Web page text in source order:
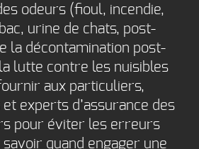
Odeur de Rats
morts - Odeur
autres
Rongeurs
Odeur de Moisi
- Odeur
d'Humidité
Odeur de
INTERVENTIONS
AVIS CLIENTS
odeurs (fioul, incendie,
urine de chats, post-
la décontamination post-
lutte contre les nuisibles
aux particuliers,
experts d’assurance des
pour éviter les erreurs
quand engager une